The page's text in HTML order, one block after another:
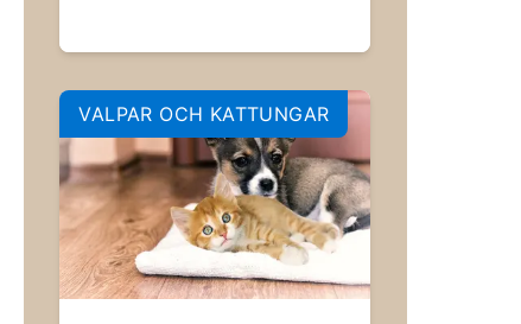
VALPAR OCH KATTUNGAR